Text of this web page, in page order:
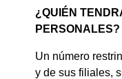
¿QUIÉN
PERSONALES?
Un número
y de sus filiales,